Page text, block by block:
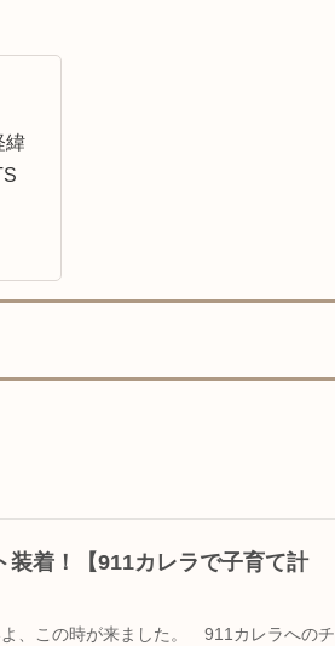
緯
着！【911カレラで子育て計
、この時が来ました。 911カレラへのチ